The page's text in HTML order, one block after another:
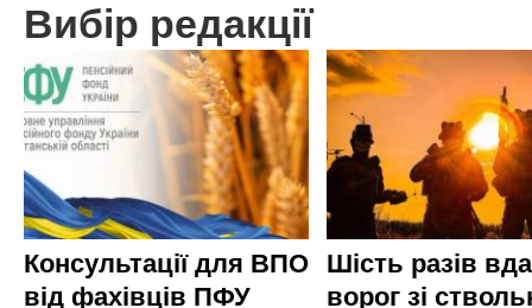
Вибір редакції
Консультації для ВПО
від фахівців ПФУ
Шість разів
ворог зі